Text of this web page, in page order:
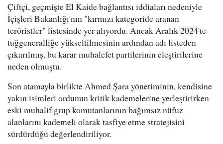
Çiftçi, geçmişte El Kaide bağlantısı iddiaları nedeniyle
İçişleri Bakanlığı'nın "kırmızı kategoride aranan
teröristler" listesinde yer alıyordu. Ancak Aralık 2024'te
tuğgeneralliğe yükseltilmesinin ardından adı listeden
çıkarılmış, bu karar muhalefet partilerinin eleştirilerine
neden olmuştu.
Son atamayla birlikte Ahmed Şara yönetiminin, kendisine
yakın isimleri ordunun kritik kademelerine yerleştirirken
eski muhalif grup komutanlarının bağımsız nüfuz
alanlarını kademeli olarak tasfiye etme stratejisini
sürdürdüğü değerlendiriliyor.